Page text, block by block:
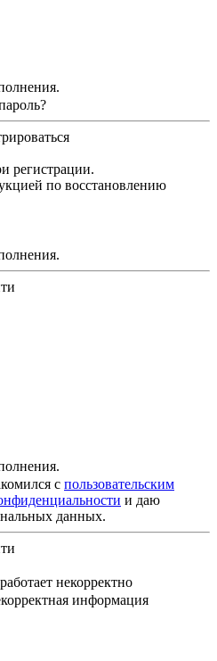
регистрации.
по восстановлению
с пользовательским
и даю
данных.
некорректно
информация